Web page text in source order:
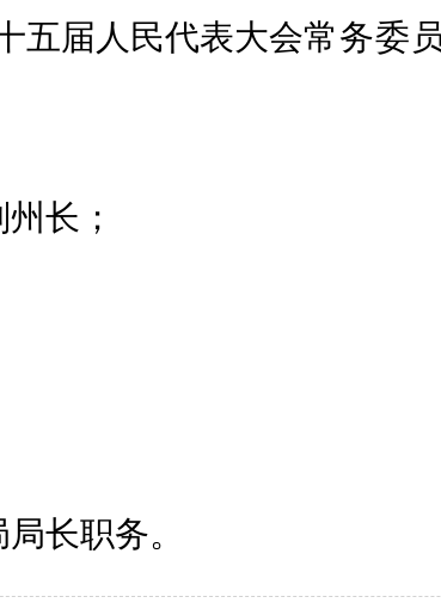
五届人民代表大会常务委
长；
长职务。